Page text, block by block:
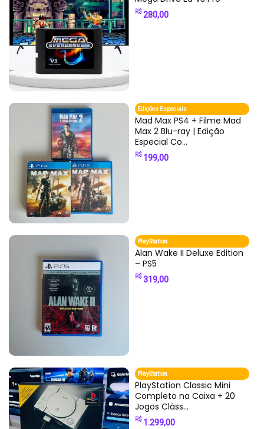
R$280,00
Edições Especiais
Mad Max PS4 + Filme Mad
Max 2 Blu-ray | Edição
Especial Co...
R$ 199,00
PlayStation
Alan Wake II Deluxe Edition
– PS5
R$319,00
PlayStation
PlayStation Classic Mini
Completo na Caixa + 20
Jogos Cláss...
R$ 1.299,00